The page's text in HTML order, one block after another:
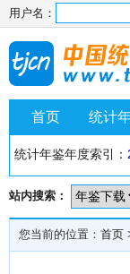
用户名：
首页 统计
统计年鉴年度索引：
站内搜索：
您当前的位置： 首页